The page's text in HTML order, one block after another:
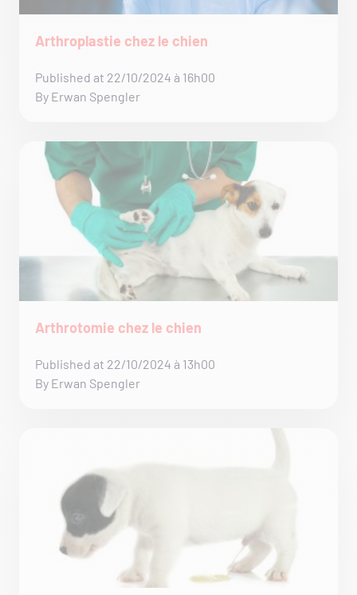
Arthroplastie chez le chien
Published at 22/10/2024 à 16h00
By Erwan Spengler
Arthrotomie chez le chien
Published at 22/10/2024 à 13h00
By Erwan Spengler